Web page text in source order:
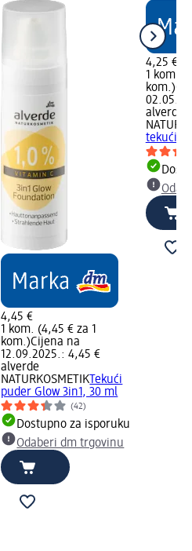
4,45 €
1 kom. (4,45 € za 1
kom.)Cijena na
12.09.2025.: 4,45 €
alverde
NATURKOSMETIK Tekući
puder Glow 3in1, 30 ml
(42)
Dostupno za isporuku
Odaberi dm trgovinu
4,25 €
1 kom.
kom.)
alverde
tekući